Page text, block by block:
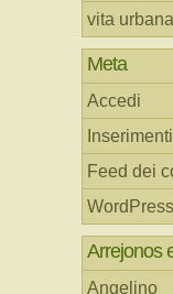
vita urbana
Meta
Accedi
Feed dei
Arrejonos
Angelino